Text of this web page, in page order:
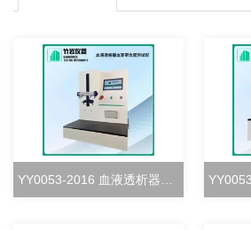
YY0053-2016 血液透析器血室密合度测试仪